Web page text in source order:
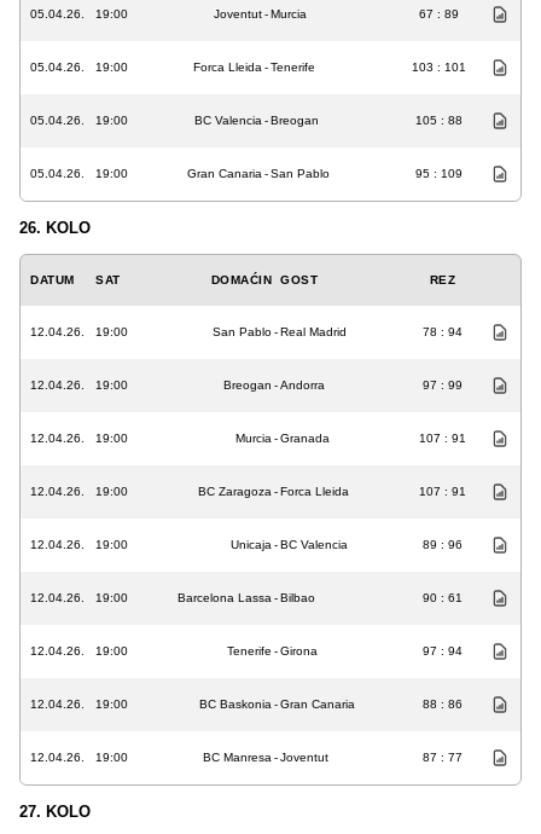
05.04.26. 19:00 Joventut-Murcia 67 : 89
05.04.26. 19:00 Forca Lleida -Tenerife 103 : 101
05.04.26. 19:00 BC Valencia -Breogan 105 : 88
05.04.26. 19:00 Gran Canaria -San Pablo 95 : 109
26. KOLO
DATUM SAT DOMAĆIN GOST REZ
12.04.26. 19:00 San Pablo-Real Madrid 78 : 94
12.04.26. 19:00 Breogan -Andorra 97 : 99
12.04.26. 19:00 Murcia -Granada 107 : 91
12.04.26. 19:00 BC Zaragoza -Forca Lleida 107 : 91
12.04.26. 19:00 Unicaja -BC Valencia 89 : 96
12.04.26. 19:00 Barcelona Lassa -Bilbao 90 : 61
12.04.26. 19:00 Tenerife -Girona 97 : 94
12.04.26. 19:00 BC Baskonia -Gran Canaria 88 : 86
12.04.26. 19:00 BC Manresa -Joventut 87 : 77
27. KOLO